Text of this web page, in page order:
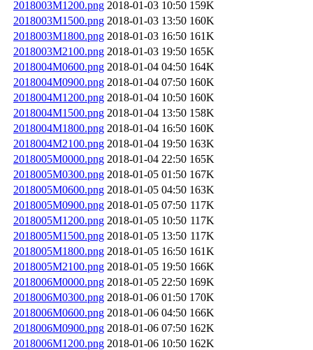
2018003M1200.png 2018-01-03 10:50 159K
2018003M1500.png 2018-01-03 13:50 160K
2018003M1800.png 2018-01-03 16:50 161K
2018003M2100.png 2018-01-03 19:50 165K
2018004M0600.png 2018-01-04 04:50 164K
2018004M0900.png 2018-01-04 07:50 160K
2018004M1200.png 2018-01-04 10:50 160K
2018004M1500.png 2018-01-04 13:50 158K
2018004M1800.png 2018-01-04 16:50 160K
2018004M2100.png 2018-01-04 19:50 163K
2018005M0000.png 2018-01-04 22:50 165K
2018005M0300.png 2018-01-05 01:50 167K
2018005M0600.png 2018-01-05 04:50 163K
2018005M0900.png 2018-01-05 07:50 117K
2018005M1200.png 2018-01-05 10:50 117K
2018005M1500.png 2018-01-05 13:50 117K
2018005M1800.png 2018-01-05 16:50 161K
2018005M2100.png 2018-01-05 19:50 166K
2018006M0000.png 2018-01-05 22:50 169K
2018006M0300.png 2018-01-06 01:50 170K
2018006M0600.png 2018-01-06 04:50 166K
2018006M0900.png 2018-01-06 07:50 162K
2018006M1200.png 2018-01-06 10:50 162K